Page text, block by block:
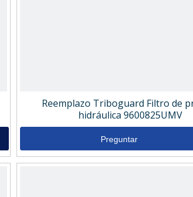
Reemplazo Triboguard Filtro de
hidráulica 9600825UMV
Preguntar